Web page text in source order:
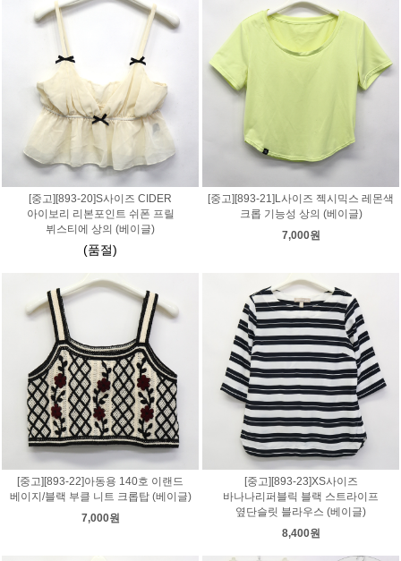
[중고][893-20]S사이즈 CIDER
아이보리 리본포인트 쉬폰 프릴
뷔스티에 상의 (베이글)
(품절)
[중고][893-21]L사이즈 젝시믹스 레몬색
크롭 기능성 상의 (베이글)
7,000원
[중고][893-22]아동용 140호 이랜드
베이지/블랙 부클 니트 크롭탑 (베이글)
7,000원
[중고][893-23]XS사이즈
바나나리퍼블릭 블랙 스트라이프
옆단슬릿 블라우스 (베이글)
8,400원